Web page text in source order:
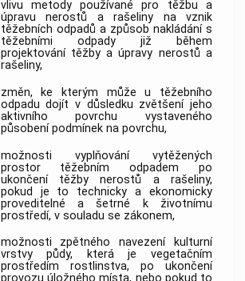
vlivu metody používané pro těžbu a
úpravu nerostů a rašeliny na vznik
těžebních odpadů a způsob nakládání s
těžebními odpady již během
projektování těžby a úpravy nerostů a
rašeliny,
změn, ke kterým může u těžebního
odpadu dojít v důsledku zvětšení jeho
aktivního povrchu vystaveného
působení podmínek na povrchu,
možnosti vyplňování vytěžených
prostor těžebním odpadem po
ukončení těžby nerostů a rašeliny,
pokud je to technicky a ekonomicky
proveditelné a šetrné k životnímu
prostředí, v souladu se zákonem,
možnosti zpětného navezení kulturní
vrstvy půdy, která je vegetačním
prostředím rostlinstva, po ukončení